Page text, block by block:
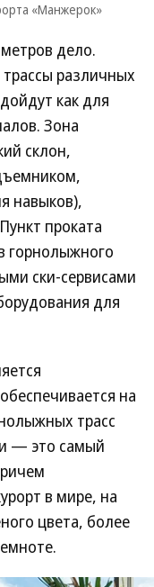
«Манжерок»
дело.
различных
как для
Зона
склон,
навыков),
проката
горнолыжного
ски-сервисами
для
на
трасс
— это самый
в мире, на
цвета, более